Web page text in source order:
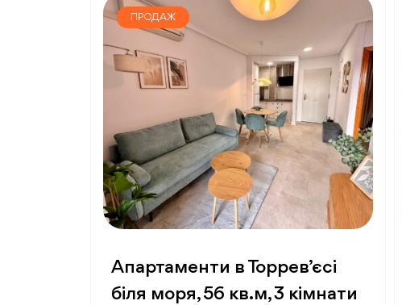
ПРОДАЖ
Апартаменти в Торрев’єсі
біля моря, 56 кв.м, 3 кімнати